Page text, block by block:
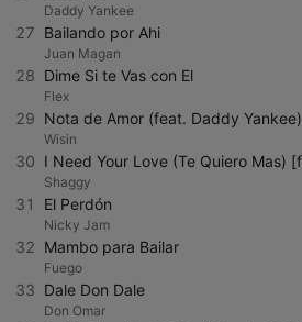
Daddy Yankee
27 Bailando por Ahi
Juan Magan
28 Dime Si te Vas con El
Flex
29 Nota de Amor (feat. Daddy Yankee)
Wisin
30
Shaggy
31 El Perdón
Nicky Jam
32 Mambo para Bailar
Fuego
33 Dale Don Dale
Don Omar